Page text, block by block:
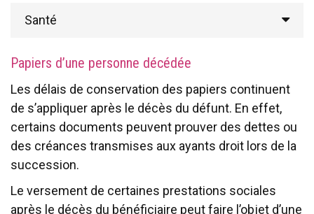
Santé
Papiers d’une personne décédée
Les délais de conservation des papiers continuent
de s’appliquer après le décès du défunt. En effet,
certains documents peuvent prouver des dettes ou
des créances transmises aux ayants droit lors de la
succession.
Le versement de certaines prestations sociales
après le décès du bénéficiaire peut faire l’objet d’une